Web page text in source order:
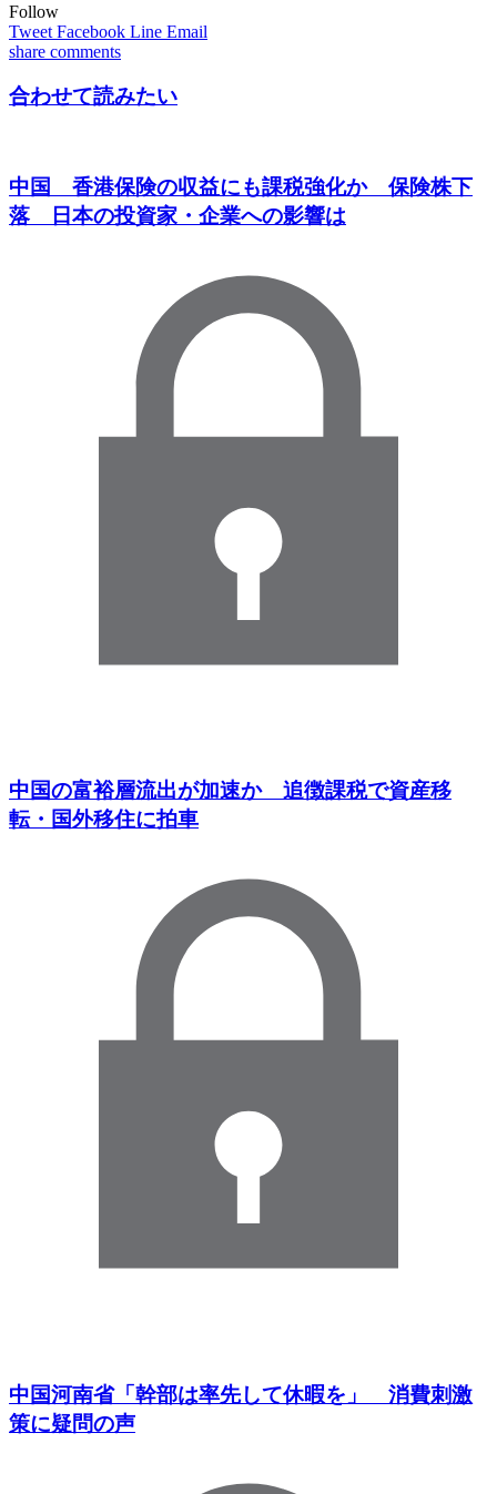
Follow
Tweet Facebook Line Email
share comments
合わせて読みたい
中国 香港保険の収益にも課税強化か 保険株下
落 日本の投資家・企業への影響は
中国の富裕層流出が加速か 追徴課税で資産移
転・国外移住に拍車
中国河南省「幹部は率先して休暇を」 消費刺激
策に疑問の声